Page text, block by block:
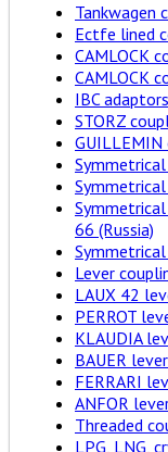
Tankwagen
Ectfe lined
CAMLOCK
CAMLOCK
IBC adaptors
STORZ
GUILLEMIN
Symmetrical
66 (Russia)
Symmetrical
Lever
LAUX 42
PERROT
KLAUDIA
BAUER
FERRARI
ANFOR
Threaded
LPG, LNG,